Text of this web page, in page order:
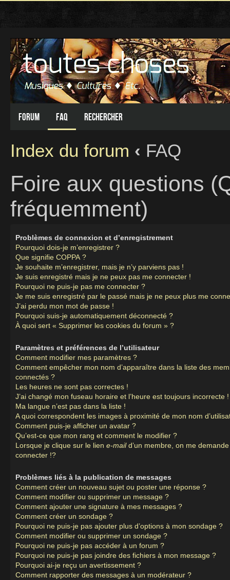
Forum FAQ Rechercher
Index du forum ‹ FAQ
Foire aux questions
fréquemment)
Problèmes de connexion et d’enregistrement
Pourquoi dois-je m’enregistrer ?
Que signifie COPPA ?
Je souhaite m’enregistrer, mais je n’y parviens pas !
Je suis enregistré mais je ne peux pas me connecter !
Pourquoi ne puis-je pas me connecter ?
Je me suis enregistré par le passé mais je ne peux plus me
J’ai perdu mon mot de passe !
Pourquoi suis-je automatiquement déconnecté ?
À quoi sert « Supprimer les cookies du forum » ?
Paramètres et préférences de l’utilisateur
Comment modifier mes paramètres ?
Comment empêcher mon nom d’apparaître dans la liste des
connectés ?
Les heures ne sont pas correctes !
J’ai changé mon fuseau horaire et l’heure est toujours incorrecte !
Ma langue n’est pas dans la liste !
A quoi correspondent les images à proximité de mon nom
Comment puis-je afficher un avatar ?
Qu’est-ce que mon rang et comment le modifier ?
Lorsque je clique sur le lien e-maild’un membre, on me
connecter !?
Problèmes liés à la publication de messages
Comment créer un nouveau sujet ou poster une réponse ?
Comment modifier ou supprimer un message ?
Comment ajouter une signature à mes messages ?
Comment créer un sondage ?
Pourquoi ne puis-je pas ajouter plus d’options à mon sondage ?
Comment modifier ou supprimer un sondage ?
Pourquoi ne puis-je pas accéder à un forum ?
Pourquoi ne puis-je pas joindre des fichiers à mon message ?
Pourquoi ai-je reçu un avertissement ?
Comment rapporter des messages à un modérateur ?